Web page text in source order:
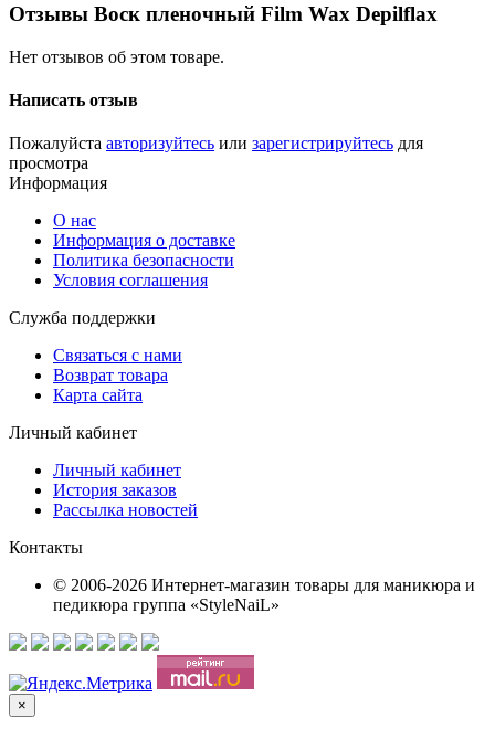
Отзывы Воск пленочный Film Wax Depilflax
Нет отзывов об этом товаре.
Написать отзыв
Пожалуйста авторизуйтесь или зарегистрируйтесь для
просмотра
Информация
О нас
Информация о доставке
Политика безопасности
Условия соглашения
Служба поддержки
Связаться с нами
Возврат товара
Карта сайта
Личный кабинет
Личный кабинет
История заказов
Рассылка новостей
Контакты
© 2006-2026 Интернет-магазин товары для маникюра и
педикюра группа «StyleNaiL»
×